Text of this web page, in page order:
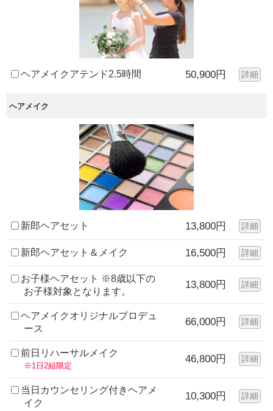
ヘアメイクアテンド2.5時間 50,900円 詳細
ヘアメイク
新郎ヘアセット 13,800円 詳細
新郎ヘアセット＆メイク 16,500円 詳細
お子様ヘアセット ※8歳以下の
お子様対象となります。
13,800円 詳細
ヘアメイクオリジナルプロデュ
ース
66,000円 詳細
前日リハーサルメイク
※1日2組限定
46,800円 詳細
当日カウンセリング付きヘアメ
イク
10,300円 詳細